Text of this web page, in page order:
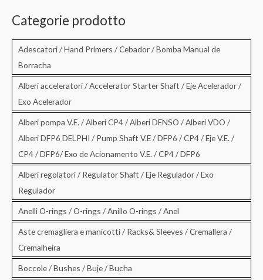
c
Categorie prodotto
Adescatori / Hand Primers / Cebador / Bomba Manual de
Borracha
Alberi acceleratori / Accelerator Starter Shaft / Eje Acelerador /
Exo Acelerador
Alberi pompa V.E. / Alberi CP4 / Alberi DENSO / Alberi VDO /
Alberi DFP6 DELPHI / Pump Shaft V.E / DFP6 / CP4 / Eje V.E. /
CP4 / DFP6/ Exo de Acionamento V.E. / CP4 / DFP6
Alberi regolatori / Regulator Shaft / Eje Regulador / Exo
Regulador
Anelli O-rings / O-rings / Anillo O-rings / Anel
Aste cremagliera e manicotti / Racks& Sleeves / Cremallera /
Cremalheira
Boccole / Bushes / Buje / Bucha